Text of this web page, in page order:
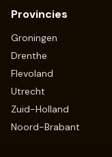
Provincies
Groningen
Drenthe
Flevoland
Utrecht
Zuid-Holland
Noord-Brabant